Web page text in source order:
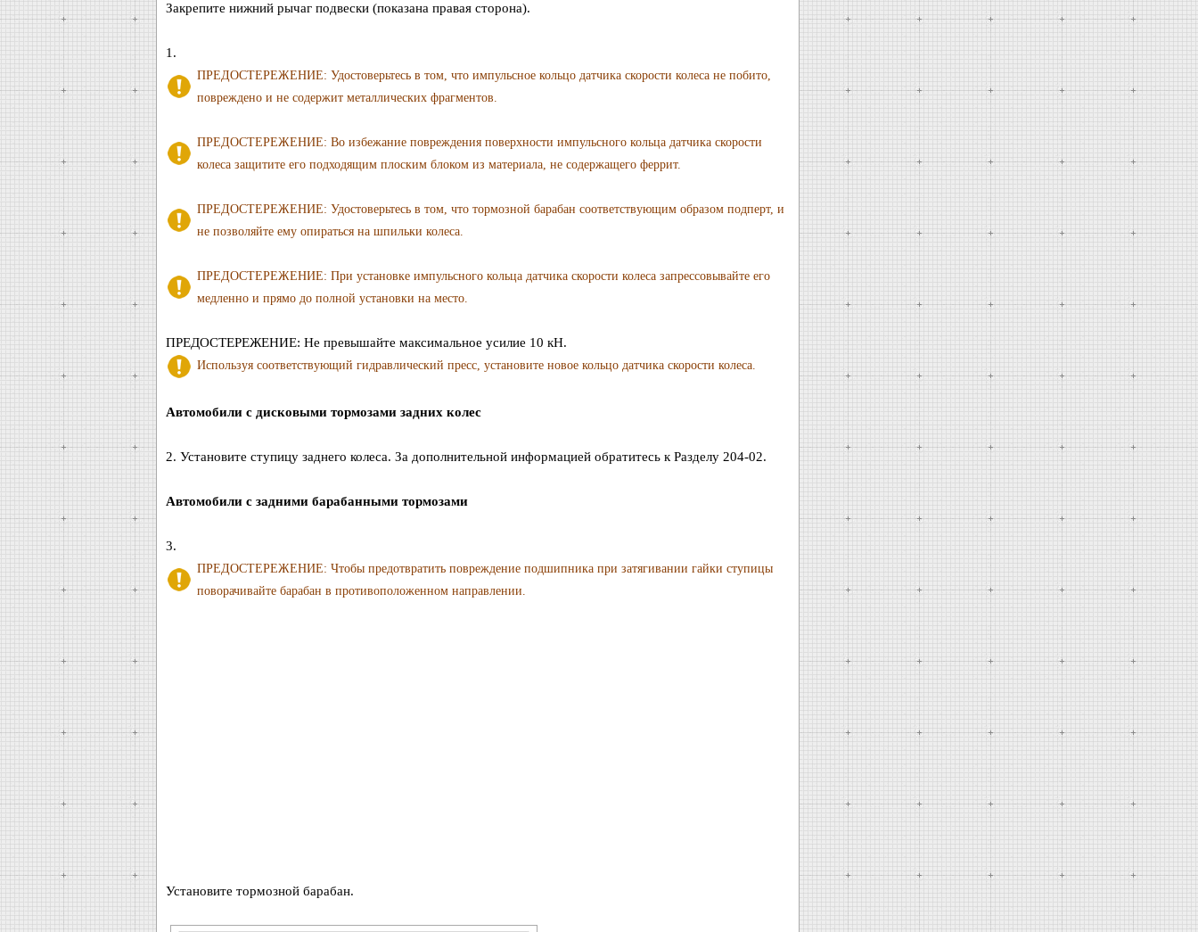
Закрепите нижний рычаг подвески (показана правая сторона).
1.
ПРЕДОСТЕРЕЖЕНИЕ: Удостоверьтесь в том, что импульсное кольцо датчика скорости колеса не побито,
повреждено и не содержит металлических фрагментов.
ПРЕДОСТЕРЕЖЕНИЕ: Во избежание повреждения поверхности импульсного кольца датчика скорости
колеса защитите его подходящим плоским блоком из материала, не содержащего феррит.
ПРЕДОСТЕРЕЖЕНИЕ: Удостоверьтесь в том, что тормозной барабан соответствующим образом подперт, и
не позволяйте ему опираться на шпильки колеса.
ПРЕДОСТЕРЕЖЕНИЕ: При установке импульсного кольца датчика скорости колеса запрессовывайте его
медленно и прямо до полной установки на место.
ПРЕДОСТЕРЕЖЕНИЕ: Не превышайте максимальное усилие 10 кН.
Используя соответствующий гидравлический пресс, установите новое кольцо датчика скорости колеса.
Автомобили с дисковыми тормозами задних колес
2. Установите ступицу заднего колеса. За дополнительной информацией обратитесь к Разделу 204-02.
Автомобили с задними барабанными тормозами
3.
ПРЕДОСТЕРЕЖЕНИЕ: Чтобы предотвратить повреждение подшипника при затягивании гайки ступицы
поворачивайте барабан в противоположенном направлении.
Установите тормозной барабан.